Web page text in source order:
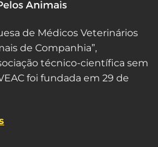
de Médicos Veterinários
de Companhia”,
técnico-científica sem
foi fundada em 29 de